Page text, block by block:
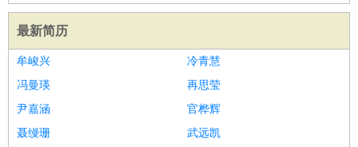
最新简历
牟峻兴
冷青慧
冯曼瑛
再思莹
尹嘉涵
官桦辉
聂缦珊
武远凯